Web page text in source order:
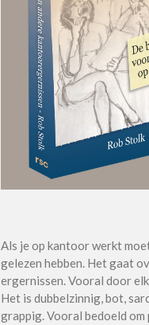
Als je op kantoor werkt
gelezen hebben. Het gaat
ergernissen. Vooral door
Het is dubbelzinnig, bot,
grappig. Vooral bedoeld om